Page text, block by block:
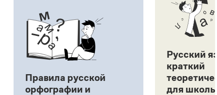
Правила русской
орфографии и
Русский
краткий
для